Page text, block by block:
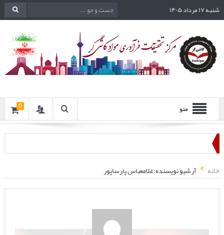
شنبه ۱۷ مرداد ۱۴۰۵
منو 0
خانه آرشیو نویسنده:غلامعباس پارساپور